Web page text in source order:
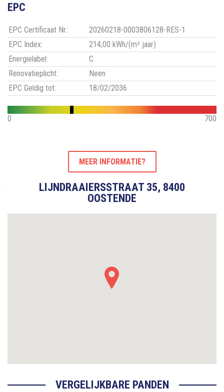
EPC
EPC Certificaat Nr.:
20260218-0003806128-RES-1
EPC Index:
214,00 kWh/(m² jaar)
Energielabel:
C
Renovatieplicht:
Neen
EPC Geldig tot:
18/02/2036
0 700
MEER INFORMATIE?
LIJNDRAAIERSSTRAAT 35, 8400
OOSTENDE
VERGELIJKBARE PANDEN